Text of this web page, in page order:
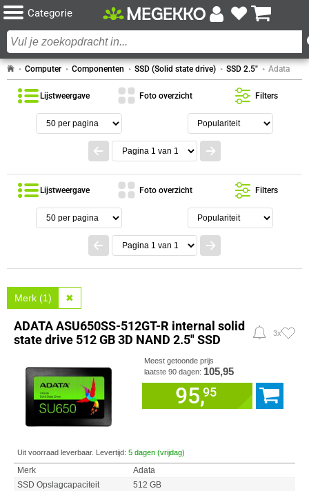
Categorie
Computer Componenten SSD (Solid state drive) SSD 2.5" Adata
Lijstweergave Foto overzicht Filters
Merk (1) ✖
ADATA ASU650SS-512GT-R internal solid
state drive 512 GB 3D NAND 2.5" SSD
3x
Meest getoonde prijs
laatste 90 dagen: 105,95
95,95
Uit voorraad leverbaar. Levertijd: 5 dagen (vrijdag)
Merk
Adata
SSD Opslagcapaciteit
512 GB
Lijstweergave Foto overzicht Filters